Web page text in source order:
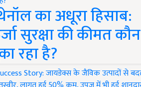
का अधूरा हिसाब:
सुरक्षा की कीमत कौन
रहा है?